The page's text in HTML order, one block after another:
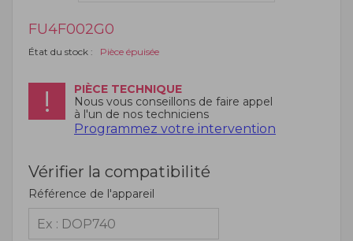
FU4F002G0
État du stock : Pièce épuisée
PIÈCE TECHNIQUE
Nous vous conseillons de faire appel
à l'un de nos techniciens
Programmez votre intervention
Vérifier la compatibilité
Référence de l'appareil